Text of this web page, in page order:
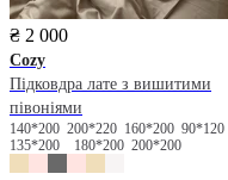
₴ 2 000
Cozy
Підковдра лате з вишитими
півоніями
140*200 200*220 160*200 90*120
135*200
180*200 200*200